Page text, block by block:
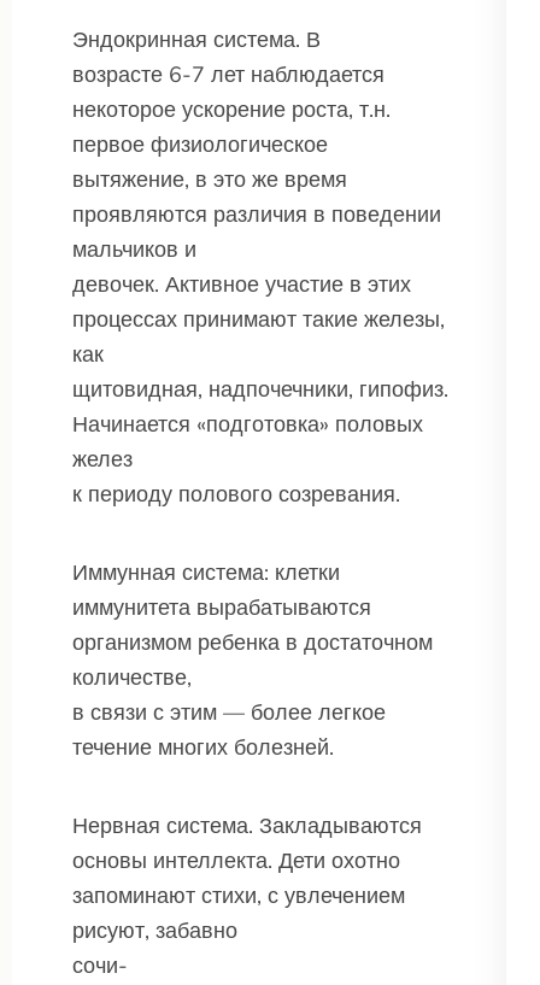
Эндокринная система. В
возрасте 6-7 лет наблюдается
некоторое ускорение роста, т.н.
первое физиологическое
вытяжение, в это же время
проявляются различия в поведении
мальчиков и
девочек. Активное участие в этих
процессах принимают такие железы,
как
щитовидная, надпочечники, гипофиз.
Начинается «подготовка» половых
желез
к периоду полового созревания.
Иммунная система: клетки
иммунитета вырабатываются
организмом ребенка в достаточном
количестве,
в связи с этим — более легкое
течение многих болезней.
Нервная система. Закладываются
основы интеллекта. Дети охотно
запоминают стихи, с увлечением
рисуют, забавно
сочи-